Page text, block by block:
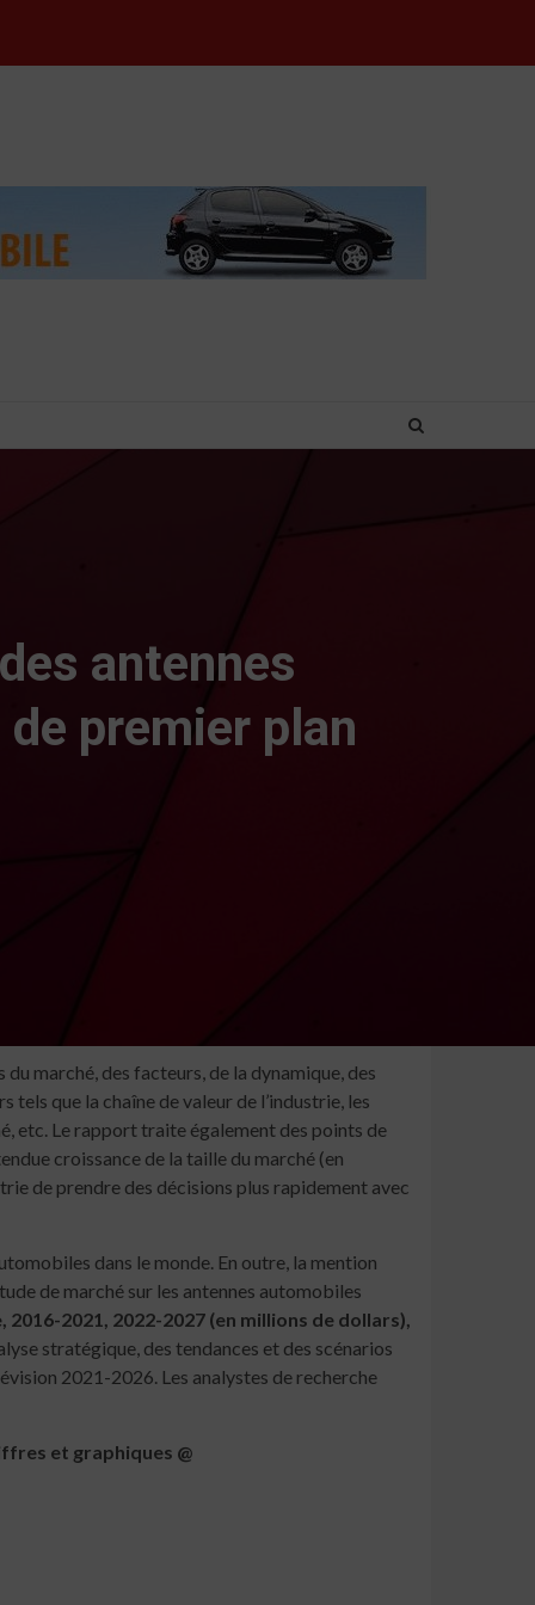
antennes
premier plan
marché, des facteurs, de la dynamique, des
que la chaîne de valeur de l’industrie, les
etc. Le rapport traite également des points de
croissance de la taille du marché (en
de prendre des décisions plus rapidement avec
dans le monde. En outre, la mention
de marché sur les antennes automobiles
2021, 2022-2027 (en millions de dollars),
stratégique, des tendances et des scénarios
2021-2026. Les analystes de recherche
et graphiques @